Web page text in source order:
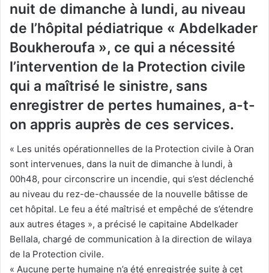
nuit de dimanche à lundi, au niveau
de l’hôpital pédiatrique « Abdelkader
Boukheroufa », ce qui a nécessité
l’intervention de la Protection civile
qui a maîtrisé le sinistre, sans
enregistrer de pertes humaines, a-t-
on appris auprès de ces services.
« Les unités opérationnelles de la Protection civile à Oran
sont intervenues, dans la nuit de dimanche à lundi, à
00h48, pour circonscrire un incendie, qui s’est déclenché
au niveau du rez-de-chaussée de la nouvelle bâtisse de
cet hôpital. Le feu a été maîtrisé et empêché de s’étendre
aux autres étages », a précisé le capitaine Abdelkader
Bellala, chargé de communication à la direction de wilaya
de la Protection civile.
« Aucune perte humaine n’a été enregistrée suite à cet